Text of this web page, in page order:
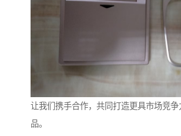
让我们携手合作，共同打造更具市场竞争
品。